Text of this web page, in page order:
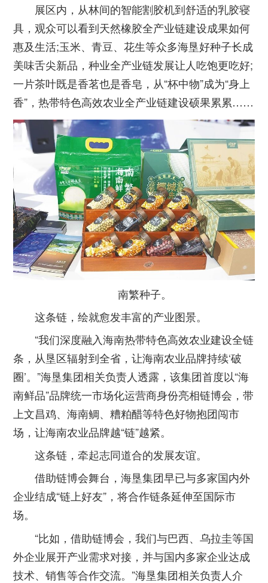
展区内，从林间的智能割胶机到舒适的乳胶寝
具，观众可以看到天然橡胶全产业链建设成果如何
惠及生活;玉米、青豆、花生等众多海垦好种子长成
美味舌尖新品，种业全产业链发展让人吃饱更吃好;
一片茶叶既是香茗也是香皂，从“杯中物”成为“身上
香”，热带特色高效农业全产业链建设硕果累累……
南繁种子。
这条链，绘就愈发丰富的产业图景。
“我们深度融入海南热带特色高效农业建设全链
条，从垦区辐射到全省，让海南农业品牌持续‘破
圈’。”海垦集团相关负责人透露，该集团首度以“海
南鲜品”品牌统一市场化运营商身份亮相链博会，带
上文昌鸡、海南鲷、糟粕醋等特色好物抱团闯市
场，让海南农业品牌越“链”越紧。
这条链，牵起志同道合的发展友谊。
借助链博会舞台，海垦集团早已与多家国内外
企业结成“链上好友”，将合作链条延伸至国际市
场。
“比如，借助链博会，我们与巴西、乌拉圭等国
外企业展开产业需求对接，并与国内多家企业达成
技术、销售等合作交流。”海垦集团相关负责人介